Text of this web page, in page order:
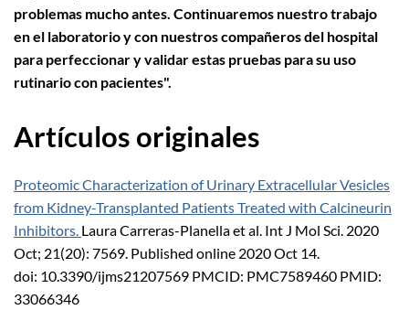
problemas mucho antes. Continuaremos nuestro trabajo
en el laboratorio y con nuestros compañeros del hospital
para perfeccionar y validar estas pruebas para su uso
rutinario con pacientes".
Artículos originales
Proteomic Characterization of Urinary Extracellular Vesicles
from Kidney-Transplanted Patients Treated with Calcineurin
Inhibitors. Laura Carreras-Planella et al. Int J Mol Sci. 2020
Oct; 21(20): 7569. Published online 2020 Oct 14.
doi: 10.3390/ijms21207569 PMCID: PMC7589460 PMID:
33066346